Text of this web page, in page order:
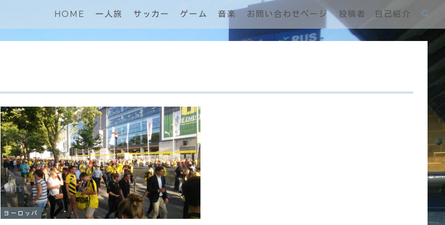
HOME 一人旅 サッカー ゲーム 音楽 お問い合わせページ 投稿者 自己紹介
ヨーロッパ